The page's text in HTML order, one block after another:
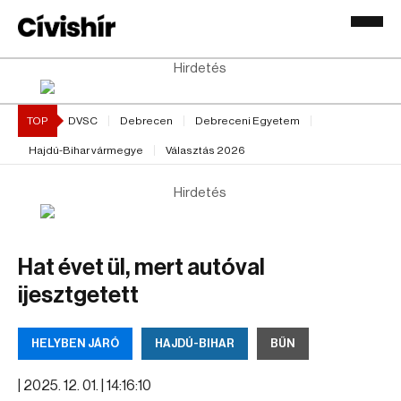
Hirdetés
TOP DVSC Debrecen Debreceni Egyetem
Hajdú-Bihar vármegye Választás 2026
Hirdetés
Hat évet ül, mert autóval
ijesztgetett
HELYBEN JÁRÓ HAJDÚ-BIHAR BŰN
2025. 12. 01. | 14:16:10